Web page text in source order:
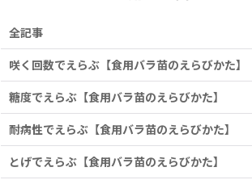
全記事
咲く回数でえらぶ【食用バラ苗のえらびかた】
糖度でえらぶ【食用バラ苗のえらびかた】
耐病性でえらぶ【食用バラ苗のえらびかた】
とげでえらぶ【食用バラ苗のえらびかた】